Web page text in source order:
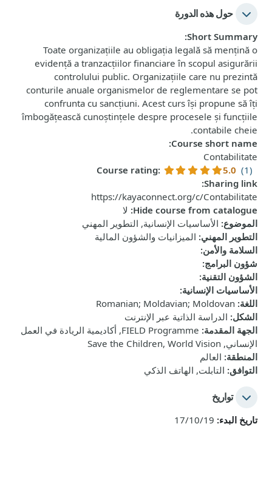
حول هذه الدورة
Short Summary
:
Toate organizațiile au obligația legală să mențină o
evidență a tranzacțiilor financiare în scopul asigurării
controlului public. Organizațiile care nu prezintă
conturile anuale organismelor de reglementare se pot
confrunta cu sancțiuni. Acest curs își propune să îți
îmbogățească cunoștințele despre procesele și funcțiile
contabile cheie.
Course short name
:
Contabilitate
Course rating: 5.0 (1)
Sharing link
:
https://kayaconnect.org/c/Contabilitate
Hide course from catalogue
: لا
الموضوع: الأساسيات الإنسانية, التطوير المهني
التطوير المهني: الميزانيات والشؤون المالية
السلامة والأمن:
شؤون البرامج:
الشؤون التقنية:
الأساسيات الإنسانية:
اللغة:
Romanian; Moldavian; Moldovan
الشكل: الدراسة الذاتية عبر الإنترنت
الجهة المقدمة:
FIELD Programme, أكاديمية الريادة في العمل
الإنساني, Save the Children, World Vision
المنطقة: العالم
التوافق: التابلت, الهاتف الذكي
تواريخ
تاريخ البدء: